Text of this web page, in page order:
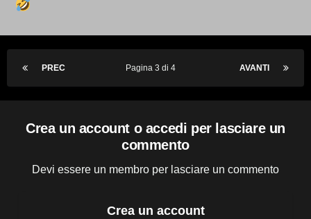
PREC AVANTI
Pagina 3 di 4
Crea un account o accedi per lasciare un
commento
Devi essere un membro per lasciare un commento
Crea un account